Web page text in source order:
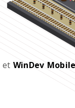
et WinDev